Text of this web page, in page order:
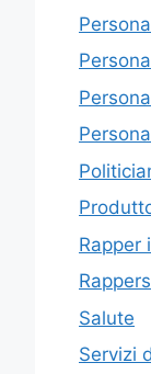
Rapper
Rappers
Salute
Servizi